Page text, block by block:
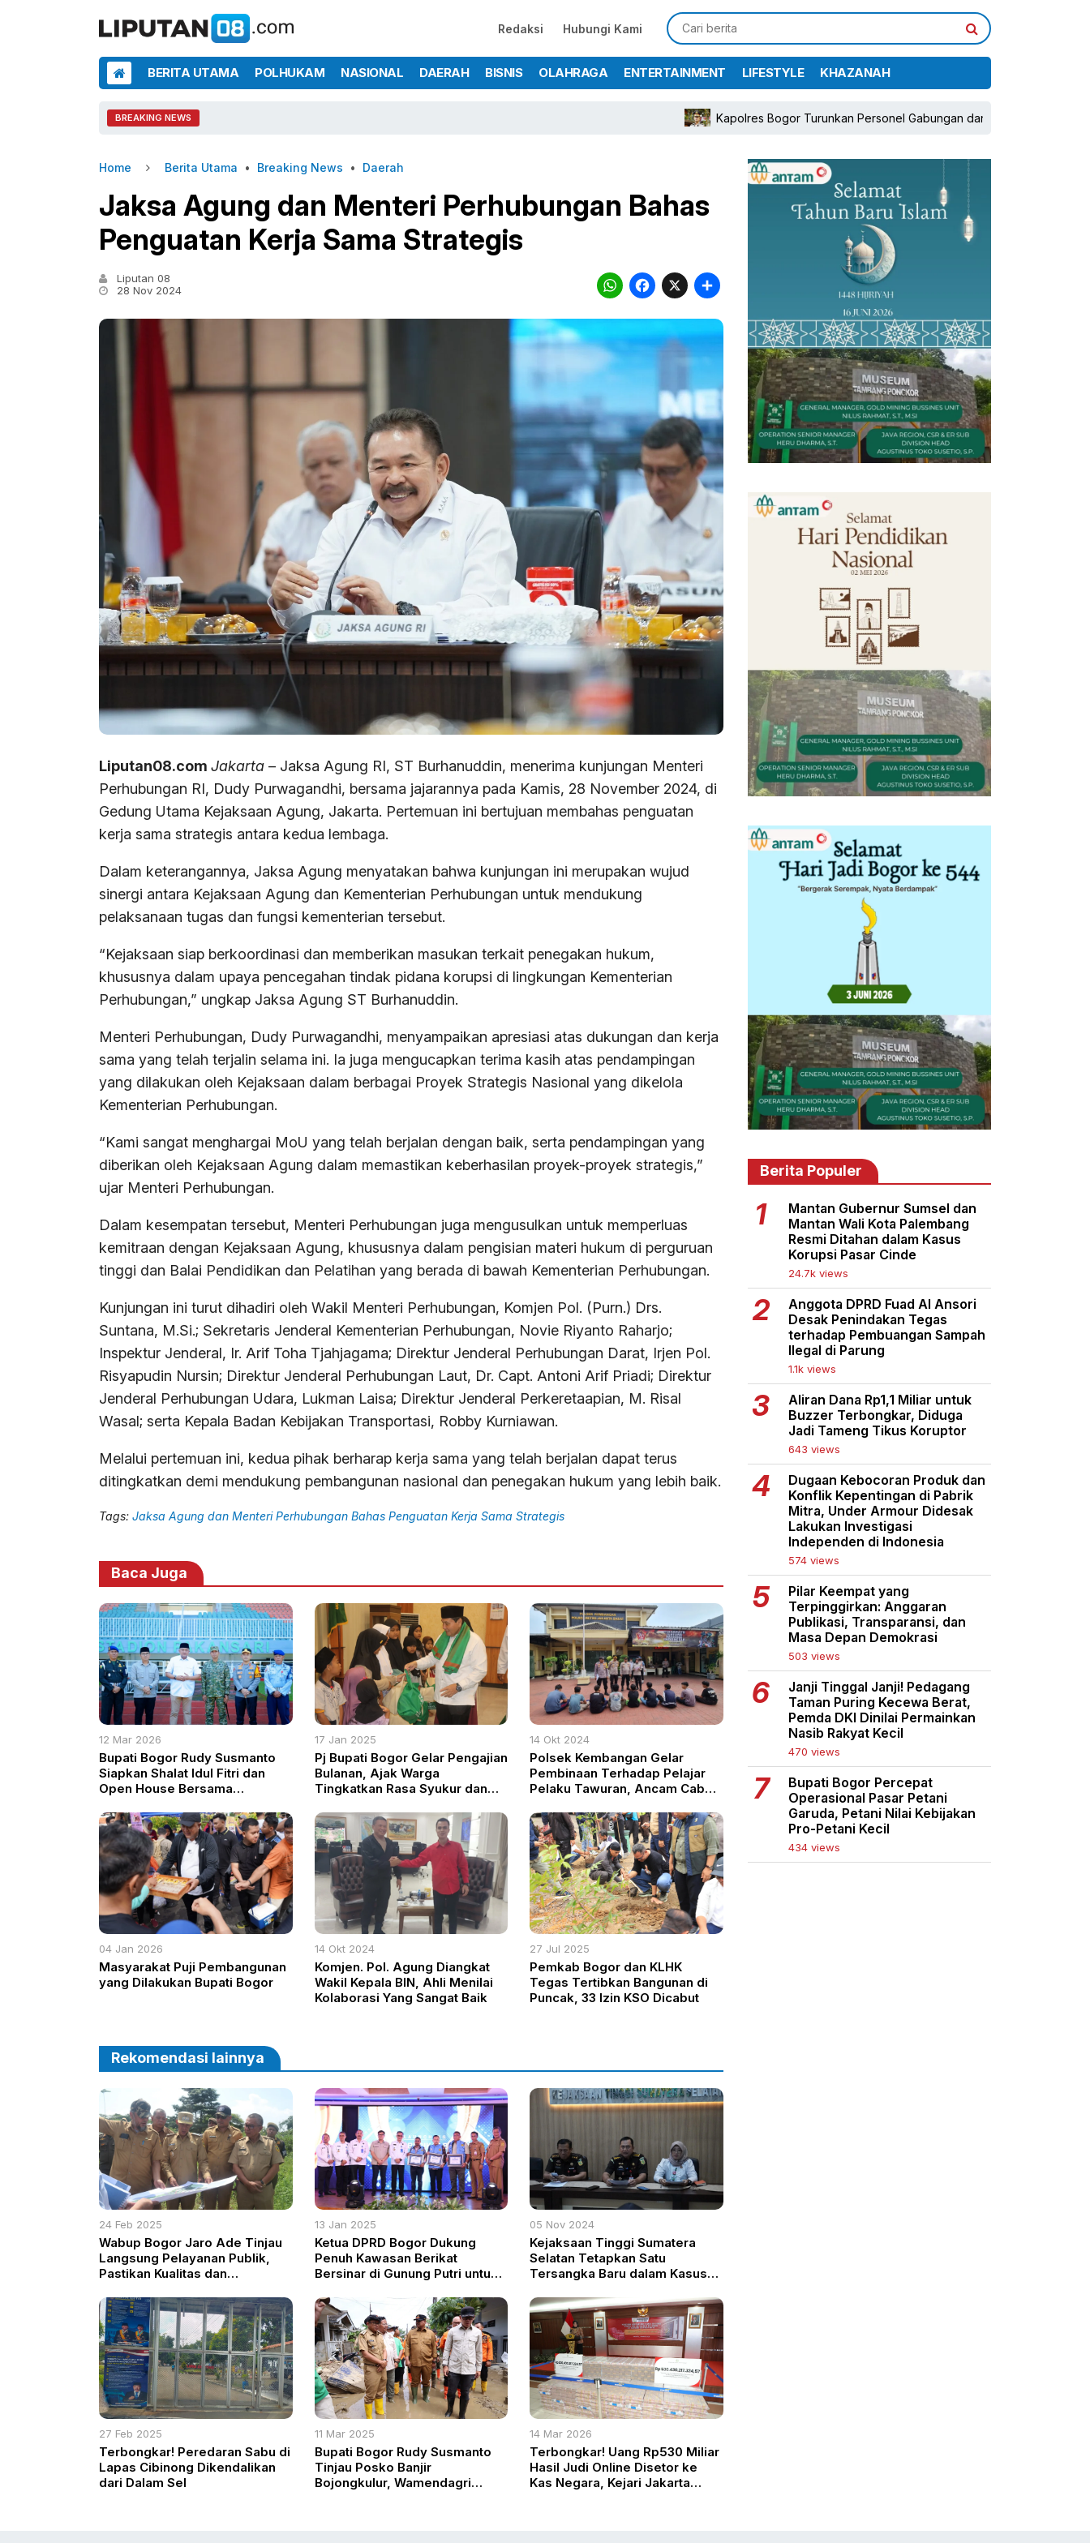
Redaksi Hubungi Kami
BERITA UTAMA POLHUKAM NASIONAL DAERAH BISNIS OLAHRAGA ENTERTAINMENT LIFESTYLE KHAZANAH
BREAKING NEWS Kapolres Bogor Turunkan Personel Gabungan dan Brimob, Prioritaskan
Home Berita Utama • Breaking News • Daerah
Jaksa Agung dan Menteri Perhubungan Bahas
Penguatan Kerja Sama Strategis
Liputan 08
28 Nov 2024
WhatsApp
Facebook
X
Liputan08.com Jakarta – Jaksa Agung RI, ST Burhanuddin, menerima kunjungan Menteri
Perhubungan RI, Dudy Purwagandhi, bersama jajarannya pada Kamis, 28 November 2024, di
Gedung Utama Kejaksaan Agung, Jakarta. Pertemuan ini bertujuan membahas penguatan
kerja sama strategis antara kedua lembaga.
Dalam keterangannya, Jaksa Agung menyatakan bahwa kunjungan ini merupakan wujud
sinergi antara Kejaksaan Agung dan Kementerian Perhubungan untuk mendukung
pelaksanaan tugas dan fungsi kementerian tersebut.
“Kejaksaan siap berkoordinasi dan memberikan masukan terkait penegakan hukum,
khususnya dalam upaya pencegahan tindak pidana korupsi di lingkungan Kementerian
Perhubungan,” ungkap Jaksa Agung ST Burhanuddin.
Menteri Perhubungan, Dudy Purwagandhi, menyampaikan apresiasi atas dukungan dan kerja
sama yang telah terjalin selama ini. Ia juga mengucapkan terima kasih atas pendampingan
yang dilakukan oleh Kejaksaan dalam berbagai Proyek Strategis Nasional yang dikelola
Kementerian Perhubungan.
“Kami sangat menghargai MoU yang telah berjalan dengan baik, serta pendampingan yang
diberikan oleh Kejaksaan Agung dalam memastikan keberhasilan proyek-proyek strategis,”
ujar Menteri Perhubungan.
Dalam kesempatan tersebut, Menteri Perhubungan juga mengusulkan untuk memperluas
kemitraan dengan Kejaksaan Agung, khususnya dalam pengisian materi hukum di perguruan
tinggi dan Balai Pendidikan dan Pelatihan yang berada di bawah Kementerian Perhubungan.
Kunjungan ini turut dihadiri oleh Wakil Menteri Perhubungan, Komjen Pol. (Purn.) Drs.
Suntana, M.Si.; Sekretaris Jenderal Kementerian Perhubungan, Novie Riyanto Raharjo;
Inspektur Jenderal, Ir. Arif Toha Tjahjagama; Direktur Jenderal Perhubungan Darat, Irjen Pol.
Risyapudin Nursin; Direktur Jenderal Perhubungan Laut, Dr. Capt. Antoni Arif Priadi; Direktur
Jenderal Perhubungan Udara, Lukman Laisa; Direktur Jenderal Perkeretaapian, M. Risal
Wasal; serta Kepala Badan Kebijakan Transportasi, Robby Kurniawan.
Melalui pertemuan ini, kedua pihak berharap kerja sama yang telah berjalan dapat terus
ditingkatkan demi mendukung pembangunan nasional dan penegakan hukum yang lebih baik.
Tags: Jaksa Agung dan Menteri Perhubungan Bahas Penguatan Kerja Sama Strategis
Baca Juga
12 Mar 2026
Bupati Bogor Rudy Susmanto
Siapkan Shalat Idul Fitri dan
Open House Bersama
17 Jan 2025
Pj Bupati Bogor Gelar Pengajian
Bulanan, Ajak Warga
Tingkatkan Rasa Syukur dan
14 Okt 2024
Polsek Kembangan Gelar
Pembinaan Terhadap Pelajar
Pelaku Tawuran, Ancam Cabut
04 Jan 2026
Masyarakat Puji Pembangunan
yang Dilakukan Bupati Bogor
14 Okt 2024
Komjen. Pol. Agung Diangkat
Wakil Kepala BIN, Ahli Menilai
Kolaborasi Yang Sangat Baik
27 Jul 2025
Pemkab Bogor dan KLHK
Tegas Tertibkan Bangunan di
Puncak, 33 Izin KSO Dicabut
Rekomendasi lainnya
24 Feb 2025
Wabup Bogor Jaro Ade Tinjau
Langsung Pelayanan Publik,
Pastikan Kualitas dan
13 Jan 2025
Ketua DPRD Bogor Dukung
Penuh Kawasan Berikat
Bersinar di Gunung Putri untuk
05 Nov 2024
Kejaksaan Tinggi Sumatera
Selatan Tetapkan Satu
Tersangka Baru dalam Kasus
LRT
27 Feb 2025
Terbongkar! Peredaran Sabu di
Lapas Cibinong Dikendalikan
dari Dalam Sel
11 Mar 2025
Bupati Bogor Rudy Susmanto
Tinjau Posko Banjir
Bojongkulur, Wamendagri
14 Mar 2026
Terbongkar! Uang Rp530 Miliar
Hasil Judi Online Disetor ke
Kas Negara, Kejari Jakarta
Berita Populer
Mantan Gubernur Sumsel dan
Mantan Wali Kota Palembang
Resmi Ditahan dalam Kasus
Korupsi Pasar Cinde
24.7k views
Anggota DPRD Fuad Al Ansori
Desak Penindakan Tegas
terhadap Pembuangan Sampah
Ilegal di Parung
1.1k views
Aliran Dana Rp1,1 Miliar untuk
Buzzer Terbongkar, Diduga
Jadi Tameng Tikus Koruptor
643 views
Dugaan Kebocoran Produk dan
Konflik Kepentingan di Pabrik
Mitra, Under Armour Didesak
Lakukan Investigasi
Independen di Indonesia
574 views
Pilar Keempat yang
Terpinggirkan: Anggaran
Publikasi, Transparansi, dan
Masa Depan Demokrasi
503 views
Janji Tinggal Janji! Pedagang
Taman Puring Kecewa Berat,
Pemda DKI Dinilai Permainkan
Nasib Rakyat Kecil
470 views
Bupati Bogor Percepat
Operasional Pasar Petani
Garuda, Petani Nilai Kebijakan
Pro-Petani Kecil
434 views